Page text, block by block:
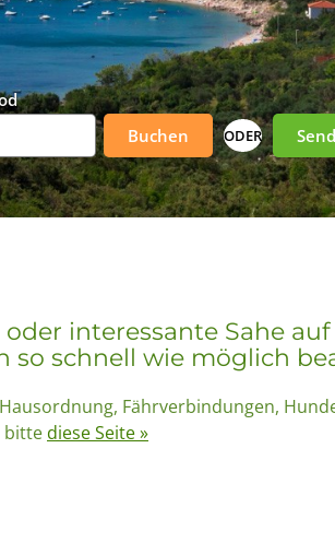
Buchen
ODER
interessante Sahe auf
so schnell wie möglich
Fährverbindungen,
bittediese Seite »